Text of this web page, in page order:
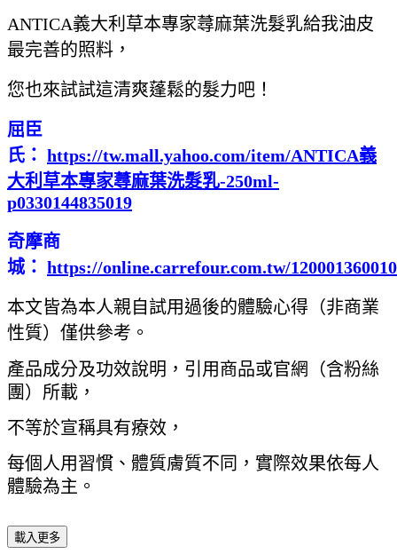
ANTICA義大利草本專家蕁麻葉洗髮乳給我油皮
最完善的照料，
您也來試試這清爽蓬鬆的髮力吧！
屈臣
氏： https://tw.mall.yahoo.com/item/ANTICA義
大利草本專家蕁麻葉洗髮乳-250ml-
p0330144835019
奇摩商
城： https://online.carrefour.com.tw/
本文皆為本人親自試用過後的體驗心得（非商業
性質）僅供參考。
產品成分及功效說明，引用商品或官網（含粉絲
團）所載，
不等於宣稱具有療效，
每個人用習慣、體質膚質不同，實際效果依每人
體驗為主。
載入更多